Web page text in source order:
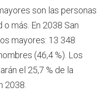
son las personas
o más. En 2038 San
mayores: 13 348
(46,4 %). Los
el 25,7 % de la
2038.